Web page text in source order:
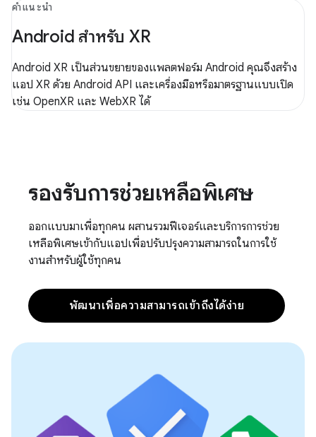
คำแนะนำ
Android สำหรับ XR
Android XR เป็นส่วนขยายของแพลตฟอร์ม Android คุณจึงสร้าง
แอป XR ด้วย Android API และเครื่องมือหรือมาตรฐานแบบเปิด
เช่น OpenXR และ WebXR ได้
รองรับการช่วยเหลือพิเศษ
ออกแบบมาเพื่อทุกคน ผสานรวมฟีเจอร์และบริการการช่วย
เหลือพิเศษเข้ากับแอปเพื่อปรับปรุงความสามารถในการใช้
งานสำหรับผู้ใช้ทุกคน
พัฒนาเพื่อความสามารถเข้าถึงได้ง่าย